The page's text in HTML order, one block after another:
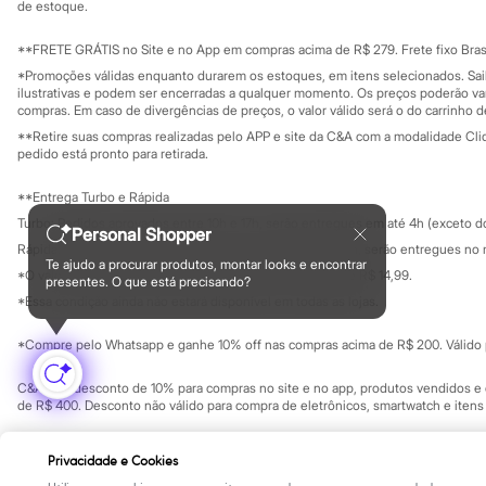
Yessica
Acessórios
Blusas
Calçados
Leggings
Shorts e Bermudas
Tops
Moda íntima
Cintas e Modeladores
Meias
Pijamas
Sutiãs e Tops
Moda praia
Maiôs
Saídas de praia
Personagens
Plus size
Blusas e Camisetas
Calças
Casacos e Jaquetas
Jeans
Personal Shopper
Te ajudo a procurar produtos, montar looks e encontrar
presentes. O que está precisando?
Investidores
Privacidade
Configuração de cookies
Minha privacidade
Educação
Formas de pagamento
de estoque.
**FRETE GRÁTIS no Site e no App em compras acima de R$ 279. Frete fixo
*Promoções válidas enquanto durarem os estoques, em itens selecionados.
ilustrativas e podem ser encerradas a qualquer momento. Os preços poderão
compras. Em caso de divergências de preços, o valor válido será o do carrinho
**Retire suas compras realizadas pelo APP e site da C&A com a modalidade
pedido está pronto para retirada.
**Entrega Turbo e Rápida
Turbo: Pedidos aprovados entre 10h e 17h, serão entregues em até 4h (exceto
Rápida: Pedidos com os pagamentos aprovados até as 10h, serão entregues
*O valor do frete para o turbo é R$ 24,99 e para a rápida é R$ 14,99.
*Essa condição ainda não estará disponível em todas as lojas.
*Compre pelo Whatsapp e ganhe 10% off nas compras acima de R$ 200.
C&A Pay: desconto de 10% para compras no site e no app, produtos vendidos
de R$ 400. Desconto não válido para compra de eletrônicos, smartwatch e
SP Cep: 06455-000 CNPJ 45.242.914/0001-05
Privacidade e Cookies